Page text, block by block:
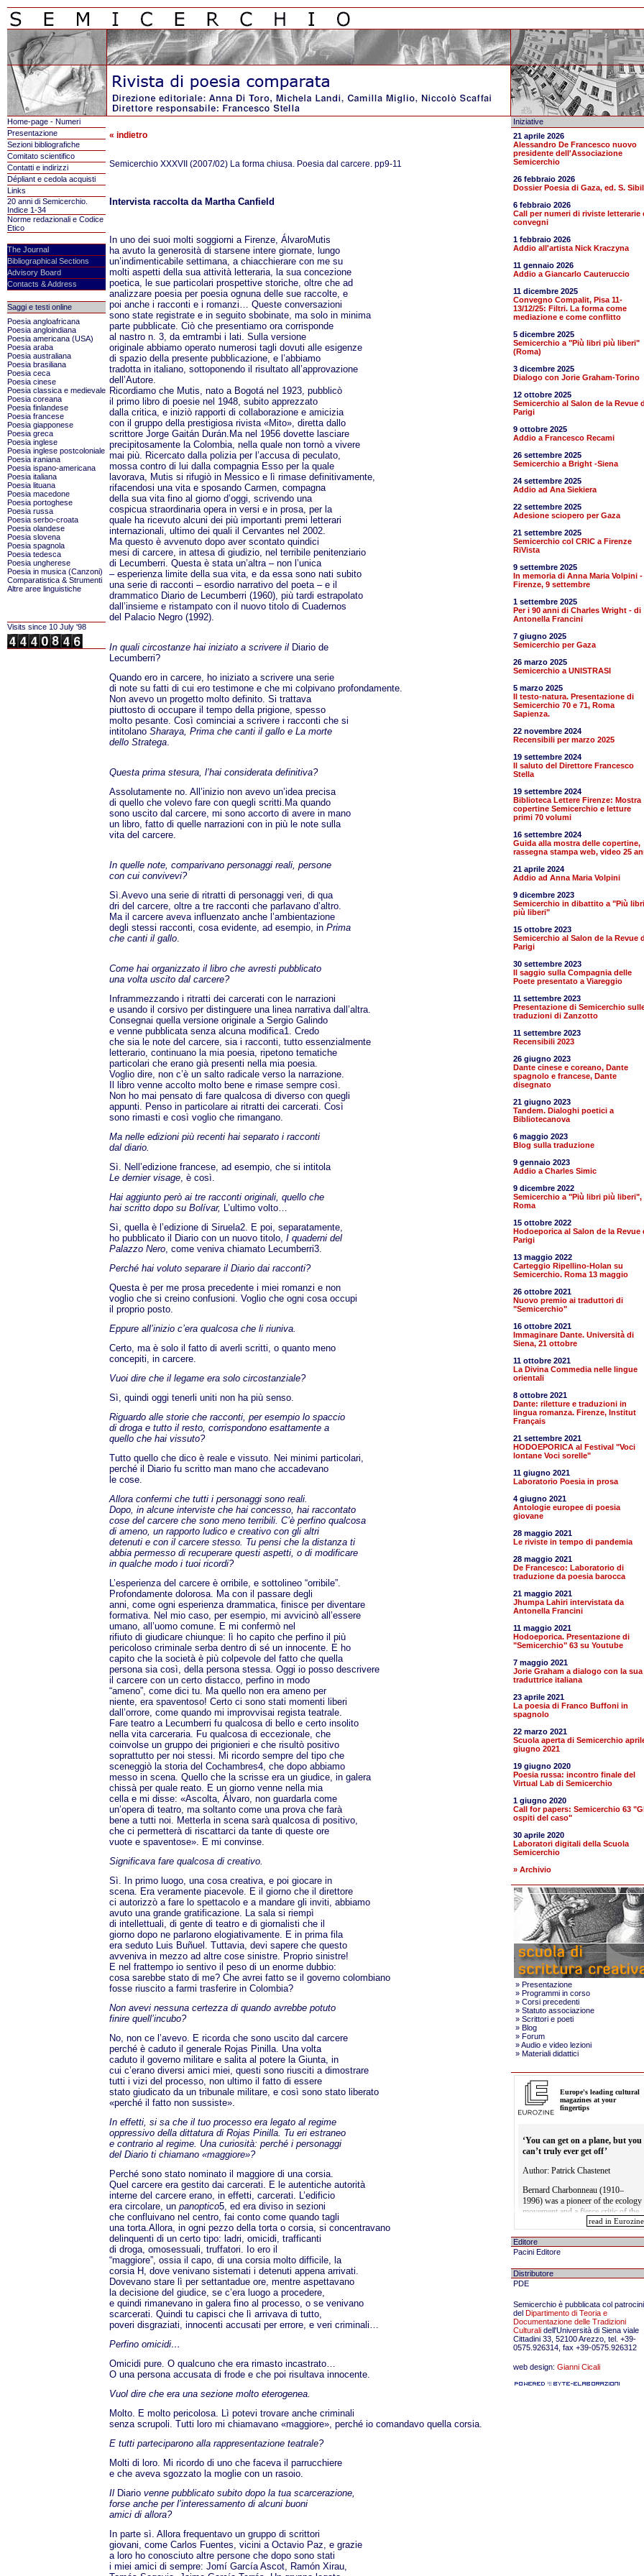
Home-page - Numeri
Presentazione
Sezioni bibliografiche
Comitato scientifico
Contatti e indirizzi
Dépliant e cedola acquisti
Links
20 anni di Semicerchio.
Indice 1-34
Norme redazionali e Codice
Etico
The Journal
Bibliographical Sections
Advisory Board
Contacts & Address
Saggi e testi online
Poesia angloafricana
Poesia angloindiana
Poesia americana (USA)
Poesia araba
Poesia australiana
Poesia brasiliana
Poesia ceca
Poesia cinese
Poesia classica e medievale
Poesia coreana
Poesia finlandese
Poesia francese
Poesia giapponese
Poesia greca
Poesia inglese
Poesia inglese postcoloniale
Poesia iraniana
Poesia ispano-americana
Poesia italiana
Poesia lituana
Poesia macedone
Poesia portoghese
Poesia russa
Poesia serbo-croata
Poesia olandese
Poesia slovena
Poesia spagnola
Poesia tedesca
Poesia ungherese
Poesia in musica (Canzoni)
Comparatistica & Strumenti
Altre aree linguistiche
Visits since 10 July '98
« indietro
Semicerchio XXXVII (2007/02) La forma chiusa. Poesia dal carcere. pp9-11
Intervista raccolta da Martha Canfield
In uno dei suoi molti soggiorni a Firenze, ÁlvaroMutis
ha avuto la generosità di starsene intere giornate, lungo
un’indimenticabile settimana, a chiacchierare con me su
molti aspetti della sua attività letteraria, la sua concezione
poetica, le sue particolari prospettive storiche, oltre che ad
analizzare poesia per poesia ognuna delle sue raccolte, e
poi anche i racconti e i romanzi… Queste conversazioni
sono state registrate e in seguito sbobinate, ma solo in minima
parte pubblicate. Ciò che presentiamo ora corrisponde
al nastro n. 3, da emtrambi i lati. Sulla versione
originale abbiamo operato numerosi tagli dovuti alle esigenze
di spazio della presente pubblicazione, e l’abbiamo
tradotta in italiano, sottoponendo il risultato all’approvazione
dell’Autore.
Ricordiamo che Mutis, nato a Bogotá nel 1923, pubblicò
il primo libro di poesie nel 1948, subito apprezzato
dalla critica, e iniziò rapporti di collaborazione e amicizia
con il gruppo della prestigiosa rivista «Mito», diretta dallo
scrittore Jorge Gaitán Durán.Ma nel 1956 dovette lasciare
precipitosamente la Colombia, nella quale non tornò a vivere
mai più. Ricercato dalla polizia per l’accusa di peculato,
mossa contro di lui dalla compagnia Esso per la quale
lavorava, Mutis si rifugiò in Messico e lì rimase definitivamente,
rifacendosi una vita e sposando Carmen, compagna
della sua vita fino al giorno d’oggi, scrivendo una
cospicua straordinaria opera in versi e in prosa, per la
quale ha ricevuto alcuni dei più importanti premi letterari
internazionali, ultimo dei quali il Cervantes nel 2002.
Ma questo è avvenuto dopo aver scontato quindici
mesi di carcere, in attesa di giudizio, nel terribile penitenziario
di Lecumberri. Questa è stata un’altra – non l’unica
– esperienza limite della sua vita, e da essa sono nati subito
una serie di racconti – esordio narrativo del poeta – e il
drammatico Diario de Lecumberri (1960), più tardi estrapolato
dall’insieme e ristampato con il nuovo titolo di Cuadernos
del Palacio Negro (1992).
In quali circostanze hai iniziato a scrivere il Diario de
Lecumberri?
Quando ero in carcere, ho iniziato a scrivere una serie
di note su fatti di cui ero testimone e che mi colpivano profondamente.
Non avevo un progetto molto definito. Si trattava
piuttosto di occupare il tempo della prigione, spesso
molto pesante. Così cominciai a scrivere i racconti che si
intitolano Sharaya, Prima che canti il gallo e La morte
dello Stratega.
Questa prima stesura, l’hai considerata definitiva?
Assolutamente no. All’inizio non avevo un’idea precisa
di quello che volevo fare con quegli scritti.Ma quando
sono uscito dal carcere, mi sono accorto di avere in mano
un libro, fatto di quelle narrazioni con in più le note sulla
vita del carcere.
In quelle note, comparivano personaggi reali, persone
con cui convivevi?
Sì.Avevo una serie di ritratti di personaggi veri, di qua
dri del carcere, oltre a tre racconti che parlavano d’altro.
Ma il carcere aveva influenzato anche l’ambientazione
degli stessi racconti, cosa evidente, ad esempio, in Prima
che canti il gallo.
Come hai organizzato il libro che avresti pubblicato
una volta uscito dal carcere?
Inframmezzando i ritratti dei carcerati con le narrazioni
e usando il corsivo per distinguere una linea narrativa dall’altra.
Consegnai quella versione originale a Sergio Galindo
e venne pubblicata senza alcuna modifica1. Credo
che sia le note del carcere, sia i racconti, tutto essenzialmente
letterario, continuano la mia poesia, ripetono tematiche
particolari che erano già presenti nella mia poesia.
Voglio dire, non c’è un salto radicale verso la narrazione.
Il libro venne accolto molto bene e rimase sempre così.
Non ho mai pensato di fare qualcosa di diverso con quegli
appunti. Penso in particolare ai ritratti dei carcerati. Così
sono rimasti e così voglio che rimangano.
Ma nelle edizioni più recenti hai separato i racconti
dal diario.
Sì. Nell’edizione francese, ad esempio, che si intitola
Le dernier visage, è così.
Hai aggiunto però ai tre racconti originali, quello che
hai scritto dopo su Bolívar, L’ultimo volto…
Sì, quella è l’edizione di Siruela2. E poi, separatamente,
ho pubblicato il Diario con un nuovo titolo, I quaderni del
Palazzo Nero, come veniva chiamato Lecumberri3.
Perché hai voluto separare il Diario dai racconti?
Questa è per me prosa precedente i miei romanzi e non
voglio che si creino confusioni. Voglio che ogni cosa occupi
il proprio posto.
Eppure all’inizio c’era qualcosa che li riuniva.
Certo, ma è solo il fatto di averli scritti, o quanto meno
concepiti, in carcere.
Vuoi dire che il legame era solo circostanziale?
Sì, quindi oggi tenerli uniti non ha più senso.
Riguardo alle storie che racconti, per esempio lo spaccio
di droga e tutto il resto, corrispondono esattamente a
quello che hai vissuto?
Tutto quello che dico è reale e vissuto. Nei minimi particolari,
perché il Diario fu scritto man mano che accadevano
le cose.
Allora confermi che tutti i personaggi sono reali.
Dopo, in alcune interviste che hai concesso, hai raccontato
cose del carcere che sono meno terribili. C’è perfino qualcosa
di ameno, un rapporto ludico e creativo con gli altri
detenuti e con il carcere stesso. Tu pensi che la distanza ti
abbia permesso di recuperare questi aspetti, o di modificare
in qualche modo i tuoi ricordi?
L’esperienza del carcere è orribile, e sottolineo “orribile”.
Profondamente dolorosa. Ma con il passare degli
anni, come ogni esperienza drammatica, finisce per diventare
formativa. Nel mio caso, per esempio, mi avvicinò all’essere
umano, all’uomo comune. E mi confermò nel
rifiuto di giudicare chiunque: lì ho capito che perfino il più
pericoloso criminale serba dentro di sé un innocente. E ho
capito che la società è più colpevole del fatto che quella
persona sia così, della persona stessa. Oggi io posso descrivere
il carcere con un certo distacco, perfino in modo
“ameno”, come dici tu. Ma quello non era ameno per
niente, era spaventoso! Certo ci sono stati momenti liberi
dall’orrore, come quando mi improvvisai regista teatrale.
Fare teatro a Lecumberri fu qualcosa di bello e certo insolito
nella vita carceraria. Fu qualcosa di eccezionale, che
coinvolse un gruppo dei prigionieri e che risultò positivo
soprattutto per noi stessi. Mi ricordo sempre del tipo che
sceneggiò la storia del Cochambres4, che dopo abbiamo
messo in scena. Quello che la scrisse era un giudice, in galera
chissà per quale reato. E un giorno venne nella mia
cella e mi disse: «Ascolta, Álvaro, non guardarla come
un’opera di teatro, ma soltanto come una prova che farà
bene a tutti noi. Metterla in scena sarà qualcosa di positivo,
che ci permetterà di riscattarci da tante di queste ore
vuote e spaventose». E mi convinse.
Significava fare qualcosa di creativo.
Sì. In primo luogo, una cosa creativa, e poi giocare in
scena. Era veramente piacevole. E il giorno che il direttore
ci autorizzò a fare lo spettacolo e a mandare gli inviti, abbiamo
avuto una grande gratificazione. La sala si riempì
di intellettuali, di gente di teatro e di giornalisti che il
giorno dopo ne parlarono elogiativamente. E in prima fila
era seduto Luis Buñuel. Tuttavia, devi sapere che questo
avveniva in mezzo ad altre cose sinistre. Proprio sinistre!
E nel frattempo io sentivo il peso di un enorme dubbio:
cosa sarebbe stato di me? Che avrei fatto se il governo colombiano
fosse riuscito a farmi trasferire in Colombia?
Non avevi nessuna certezza di quando avrebbe potuto
finire quell’incubo?
No, non ce l’avevo. E ricorda che sono uscito dal carcere
perché è caduto il generale Rojas Pinilla. Una volta
caduto il governo militare e salita al potere la Giunta, in
cui c’erano diversi amici miei, questi sono riusciti a dimostrare
tutti i vizi del processo, non ultimo il fatto di essere
stato giudicato da un tribunale militare, e così sono stato liberato
«perché il fatto non sussiste».
In effetti, si sa che il tuo processo era legato al regime
oppressivo della dittatura di Rojas Pinilla. Tu eri estraneo
e contrario al regime. Una curiosità: perché i personaggi
del Diario ti chiamano «maggiore»?
Perché sono stato nominato il maggiore di una corsia.
Quel carcere era gestito dai carcerati. E le autentiche autorità
interne del carcere erano, in effetti, carcerati. L’edificio
era circolare, un panoptico5, ed era diviso in sezioni
che confluivano nel centro, fai conto come quando tagli
una torta.Allora, in ogni pezzo della torta o corsia, si concentravano
delinquenti di un certo tipo: ladri, omicidi, trafficanti
di droga, omosessuali, truffatori. Io ero il
“maggiore”, ossia il capo, di una corsia molto difficile, la
corsia H, dove venivano sistemati i detenuti appena arrivati.
Dovevano stare lì per settantadue ore, mentre aspettavano
la decisione del giudice, se c’era luogo a procedere,
e quindi rimanevano in galera fino al processo, o se venivano
scarcerati. Quindi tu capisci che lì arrivava di tutto,
poveri disgraziati, innocenti accusati per errore, e veri criminali…
Perfino omicidi…
Omicidi pure. O qualcuno che era rimasto incastrato…
O una persona accusata di frode e che poi risultava innocente.
Vuol dire che era una sezione molto eterogenea.
Molto. E molto pericolosa. Lì potevi trovare anche criminali
senza scrupoli. Tutti loro mi chiamavano «maggiore», perché io comandavo quella corsia.
E tutti parteciparono alla rappresentazione teatrale?
Molti di loro. Mi ricordo di uno che faceva il parrucchiere
e che aveva sgozzato la moglie con un rasoio.
Il Diario venne pubblicato subito dopo la tua scarcerazione,
forse anche per l’interessamento di alcuni buoni
amici di allora?
In parte sì. Allora frequentavo un gruppo di scrittori
giovani, come Carlos Fuentes, vicini a Octavio Paz, e grazie
a loro ho conosciuto altre persone che dopo sono stati
i miei amici di sempre: Jomí García Ascot, Ramón Xirau,
Iniziative
21 aprile 2026
Alessandro De Francesco nuovo
presidente dell'Associazione
Semicerchio
26 febbraio 2026
Dossier Poesia di Gaza, ed. S.
6 febbraio 2026
Call per numeri di riviste letterarie
convegni
1 febbraio 2026
Addio all'artista Nick Kraczyna
11 gennaio 2026
Addio a Giancarlo Cauteruccio
11 dicembre 2025
Convegno Compalit, Pisa 11-
13/12/25: Filtri. La forma come
mediazione e come conflitto
5 dicembre 2025
Semicerchio a "Più libri più liberi"
(Roma)
3 dicembre 2025
Dialogo con Jorie Graham-Torino
12 ottobre 2025
Semicerchio al Salon de la Revue
Parigi
9 ottobre 2025
Addio a Francesco Recami
26 settembre 2025
Semicerchio a Bright -Siena
24 settembre 2025
Addio ad Ana Siekiera
22 settembre 2025
Adesione sciopero per Gaza
21 settembre 2025
Semicerchio col CRIC a Firenze
RiVista
9 settembre 2025
In memoria di Anna Maria Volpini -
Firenze, 9 settembre
1 settembre 2025
Per i 90 anni di Charles Wright - di
Antonella Francini
7 giugno 2025
Semicerchio per Gaza
26 marzo 2025
Semicerchio a UNISTRASI
5 marzo 2025
Il testo-natura. Presentazione di
Semicerchio 70 e 71, Roma
Sapienza.
22 novembre 2024
Recensibili per marzo 2025
19 settembre 2024
Il saluto del Direttore Francesco
Stella
19 settembre 2024
Biblioteca Lettere Firenze: Mostra
copertine Semicerchio e letture
primi 70 volumi
16 settembre 2024
Guida alla mostra delle copertine,
rassegna stampa web, video 25
21 aprile 2024
Addio ad Anna Maria Volpini
9 dicembre 2023
Semicerchio in dibattito a "Più libri
più liberi"
15 ottobre 2023
Semicerchio al Salon de la Revue
Parigi
30 settembre 2023
Il saggio sulla Compagnia delle
Poete presentato a Viareggio
11 settembre 2023
Presentazione di Semicerchio
traduzioni di Zanzotto
11 settembre 2023
Recensibili 2023
26 giugno 2023
Dante cinese e coreano, Dante
spagnolo e francese, Dante
disegnato
21 giugno 2023
Tandem. Dialoghi poetici a
Bibliotecanova
6 maggio 2023
Blog sulla traduzione
9 gennaio 2023
Addio a Charles Simic
9 dicembre 2022
Semicerchio a "Più libri più liberi",
Roma
15 ottobre 2022
Hodoeporica al Salon de la Revue
Parigi
13 maggio 2022
Carteggio Ripellino-Holan su
Semicerchio. Roma 13 maggio
26 ottobre 2021
Nuovo premio ai traduttori di
"Semicerchio"
16 ottobre 2021
Immaginare Dante. Università di
Siena, 21 ottobre
11 ottobre 2021
La Divina Commedia nelle lingue
orientali
8 ottobre 2021
Dante: riletture e traduzioni in
lingua romanza. Firenze, Institut
Français
21 settembre 2021
HODOEPORICA al Festival "Voci
lontane Voci sorelle"
11 giugno 2021
Laboratorio Poesia in prosa
4 giugno 2021
Antologie europee di poesia
giovane
28 maggio 2021
Le riviste in tempo di pandemia
28 maggio 2021
De Francesco: Laboratorio di
traduzione da poesia barocca
21 maggio 2021
Jhumpa Lahiri intervistata da
Antonella Francini
11 maggio 2021
Hodoeporica. Presentazione di
"Semicerchio" 63 su Youtube
7 maggio 2021
Jorie Graham a dialogo con la sua
traduttrice italiana
23 aprile 2021
La poesia di Franco Buffoni in
spagnolo
22 marzo 2021
Scuola aperta di Semicerchio
giugno 2021
19 giugno 2020
Poesia russa: incontro finale del
Virtual Lab di Semicerchio
1 giugno 2020
Call for papers: Semicerchio 63
ospiti del caso"
30 aprile 2020
Laboratori digitali della Scuola
Semicerchio
» Archivio
» Presentazione
» Programmi in corso
» Corsi precedenti
» Statuto associazione
» Scrittori e poeti
» Blog
» Forum
»Audio e video lezioni
» Materiali didattici
Editore
Pacini Editore
Distributore
PDE
Semicerchio è pubblicata col
del Dipartimento di Teoria e
Documentazione delle Tradizioni
Culturali dell'Università di Siena viale
Cittadini 33, 52100 Arezzo, tel. +39-
0575.926314, fax +39-0575.926312
web design: Gianni Cicali